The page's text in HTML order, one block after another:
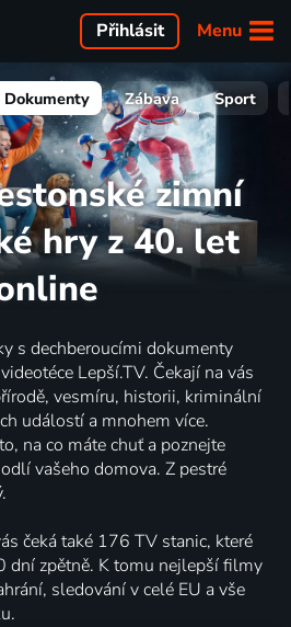
Menu
Přihlásit
Dokumenty Zábava Sport
zimní
hry z 40. let
s dechberoucími dokumenty
Lepší.TV. Čekají na vás
vesmíru, historii, kriminální
událostí a mnohem více.
na co máte chuť a poznejte
vašeho domova. Z pestré
čeká také 176 TV stanic, které
dní zpětně. K tomu nejlepší filmy
sledování v celé EU a vše